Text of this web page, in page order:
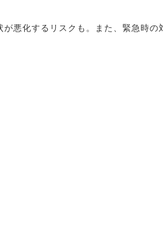
悪化するリスクも。また、緊急時の